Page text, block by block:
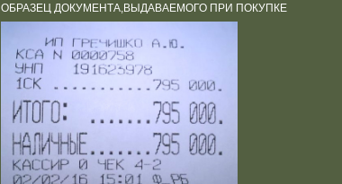
ОБРАЗЕЦ ДОКУМЕНТА,ВЫДАВАЕМОГО ПРИ ПОКУПКЕ